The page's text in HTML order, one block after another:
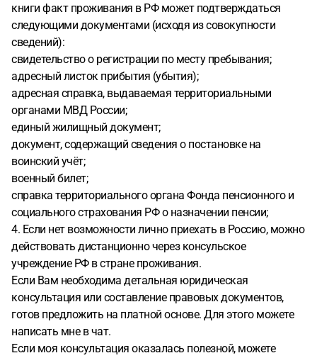
книги факт проживания в РФ может подтверждаться
следующими документами (исходя из совокупности
сведений):
свидетельство о регистрации по месту пребывания;
адресный листок прибытия (убытия);
адресная справка, выдаваемая территориальными
органами МВД России;
единый жилищный документ;
документ, содержащий сведения о постановке на
воинский учёт;
военный билет;
справка территориального органа Фонда пенсионного и
социального страхования РФ о назначении пенсии;
4. Если нет возможности лично приехать в Россию, можно
действовать дистанционно через консульское
учреждение РФ в стране проживания.
Если Вам необходима детальная юридическая
консультация или составление правовых документов,
готов предложить на платной основе. Для этого можете
написать мне в чат.
Если моя консультация оказалась полезной, можете